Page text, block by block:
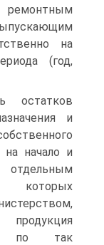
на
(год,
и
на начало и
отдельным
которых
по так